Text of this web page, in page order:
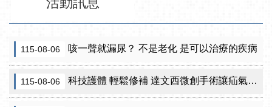
115-08-06 咳一聲就漏尿？ 不是老化 是可以治療的疾病
115-08-06 科技護體 輕鬆修補 達文西微創手術讓疝氣治療更精準